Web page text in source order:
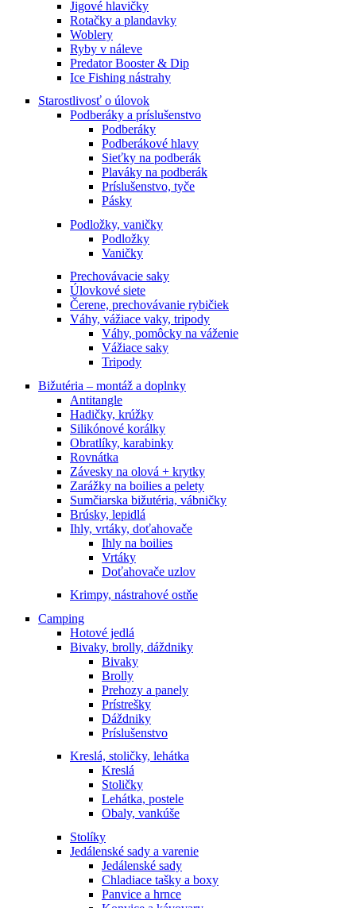
Jigové hlavičky
Rotačky a plandavky
Woblery
Ryby v náleve
Predator Booster & Dip
Ice Fishing nástrahy
Starostlivosť o úlovok
Podberáky a príslušenstvo
Podberáky
Podberákové hlavy
Sieťky na podberák
Plaváky na podberák
Príslušenstvo, tyče
Pásky
Podložky, vaničky
Podložky
Vaničky
Prechovávacie saky
Úlovkové siete
Čerene, prechovávanie rybičiek
Váhy, vážiace vaky, tripody
Váhy, pomôcky na váženie
Vážiace saky
Tripody
Bižutéria – montáž a doplnky
Antitangle
Hadičky, krúžky
Silikónové korálky
Obratlíky, karabinky
Rovnátka
Závesky na olová + krytky
Zarážky na boilies a pelety
Sumčiarska bižutéria, vábničky
Brúsky, lepidlá
Ihly, vrtáky, doťahovače
Ihly na boilies
Vrtáky
Doťahovače uzlov
Krimpy, nástrahové ostňe
Camping
Hotové jedlá
Bivaky, brolly, dáždniky
Bivaky
Brolly
Prehozy a panely
Prístrešky
Dáždniky
Príslušenstvo
Kreslá, stoličky, lehátka
Kreslá
Stoličky
Lehátka, postele
Obaly, vankúše
Stolíky
Jedálenské sady a varenie
Jedálenské sady
Chladiace tašky a boxy
Panvice a hrnce